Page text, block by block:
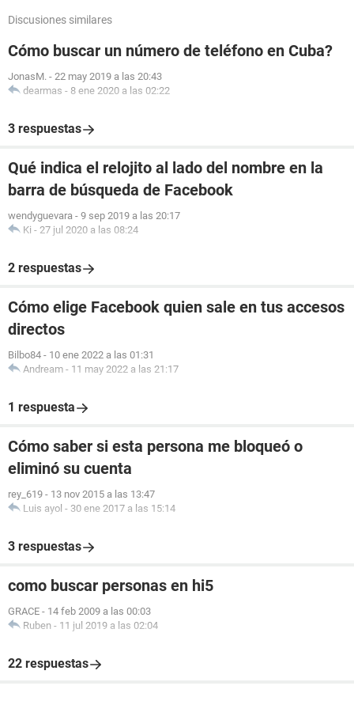
Discusiones similares
Cómo buscar un número de teléfono en Cuba?
JonasM. - 22 may 2019 a las 20:43
dearmas - 8 ene 2020 a las 02:22
3 respuestas
Qué indica el relojito al lado del nombre en la
barra de búsqueda de Facebook
wendyguevara - 9 sep 2019 a las 20:17
Ki - 27 jul 2020 a las 08:24
2 respuestas
Cómo elige Facebook quien sale en tus accesos
directos
Bilbo84 - 10 ene 2022 a las 01:31
Andream - 11 may 2022 a las 21:17
1 respuesta
Cómo saber si esta persona me bloqueó o
eliminó su cuenta
rey_619 - 13 nov 2015 a las 13:47
Luis ayol - 30 ene 2017 a las 15:14
3 respuestas
como buscar personas en hi5
GRACE - 14 feb 2009 a las 00:03
Ruben - 11 jul 2019 a las 02:04
22 respuestas